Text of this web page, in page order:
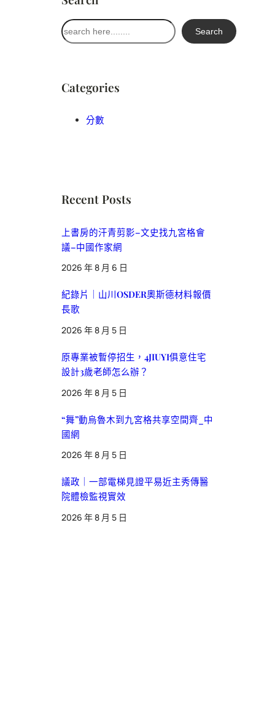
搜
尋
Search
Categories
分數
Recent Posts
上書房的汗青剪影–文史找九宮格會
議–中國作家網
2026 年 8 月 6 日
紀錄片｜山川OSDER奧斯德材料報價
長歌
2026 年 8 月 5 日
原專業被暫停招生，4JIUYI俱意住宅
設計3歲老師怎么辦？
2026 年 8 月 5 日
“舞”動烏魯木到九宮格共享空間齊_中
國網
2026 年 8 月 5 日
議政｜一部電梯見證平易近主秀傳醫
院體檢監視實效
2026 年 8 月 5 日